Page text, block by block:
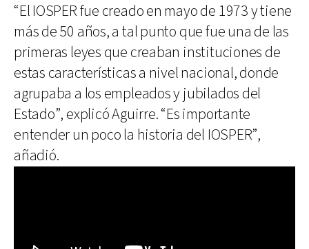
“El IOSPER fue creado en mayo de 1973 y tiene
más de 50 años, a tal punto que fue una de las
primeras leyes que creaban instituciones de
estas características a nivel nacional, donde
agrupaba a los empleados y jubilados del
Estado”, explicó Aguirre. “Es importante
entender un poco la historia del IOSPER”,
añadió.